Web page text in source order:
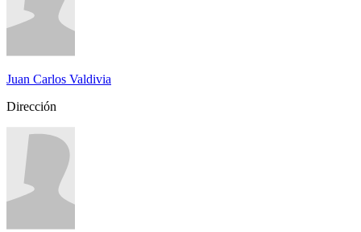
Juan Carlos Valdivia
Dirección